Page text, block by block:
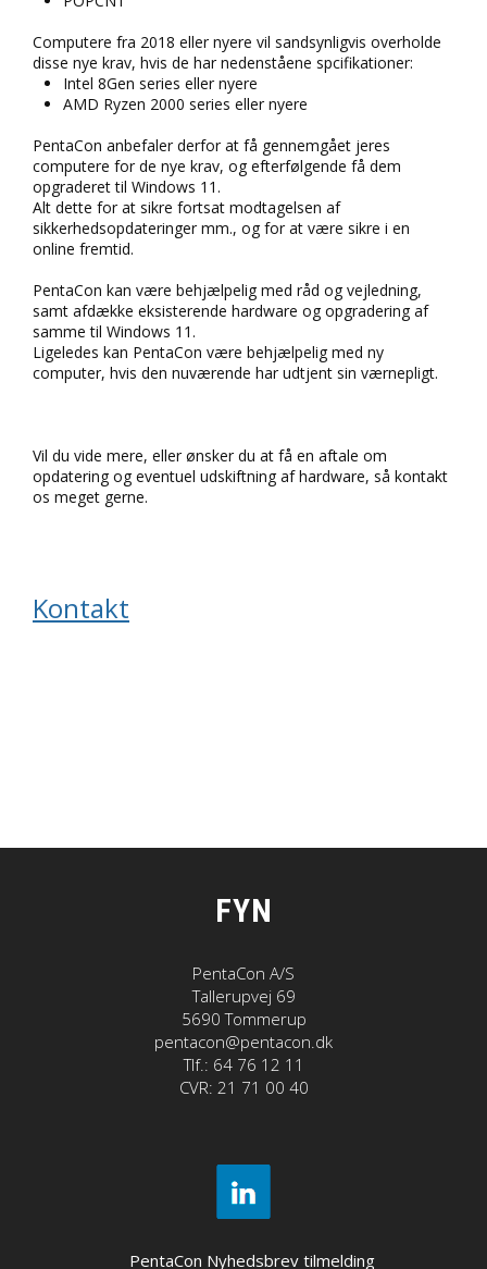
Computere fra 2018 eller nyere vil sandsynligvis overholde
disse nye krav, hvis de har nedenståene spcifikationer:
Intel 8Gen series eller nyere
AMD Ryzen 2000 series eller nyere
PentaCon anbefaler derfor at få gennemgået jeres
computere for de nye krav, og efterfølgende få dem
opgraderet til Windows 11.
Alt dette for at sikre fortsat modtagelsen af
sikkerhedsopdateringer mm., og for at være sikre i en
online fremtid.
PentaCon kan være behjælpelig med råd og vejledning,
samt afdække eksisterende hardware og opgradering af
samme til Windows 11.
Ligeledes kan PentaCon være behjælpelig med ny
computer, hvis den nuværende har udtjent sin værnepligt.
Vil du vide mere, eller ønsker du at få en aftale om
opdatering og eventuel udskiftning af hardware, så kontakt
os meget gerne.
Kontakt
FYN
PentaCon A/S
Tallerupvej 69
5690 Tommerup
pentacon@pentacon.dk
Tlf.: 64 76 12 11
CVR: 21 71 00 40
PentaCon Nyhedsbrev tilmelding